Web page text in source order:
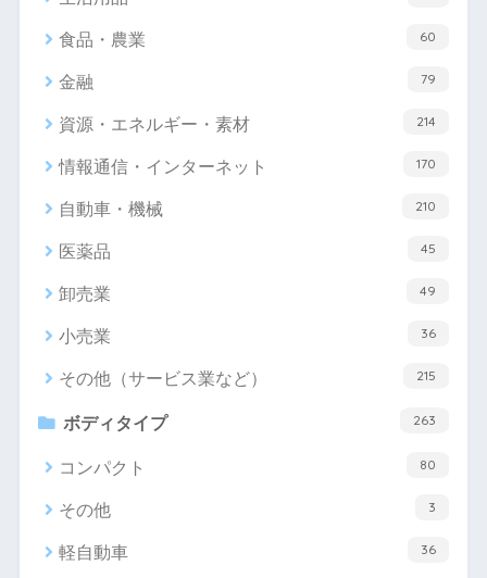
食品・農業 60
金融 79
資源・エネルギー・素材 214
情報通信・インターネット 170
自動車・機械 210
医薬品 45
卸売業 49
小売業 36
その他（サービス業など） 215
ボディタイプ 263
コンパクト 80
その他 3
軽自動車 36